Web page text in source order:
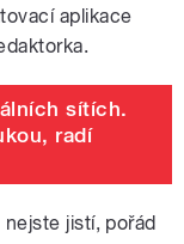
aplikace
sítích.
radí
jistí, pořád